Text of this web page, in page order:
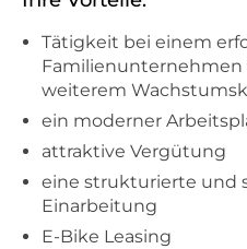
Tätigkeit bei einem
Familienunternehmen
weiterem
ein moderner
attraktive Vergütung
eine strukturierte und
Einarbeitung
E-Bike Leasing